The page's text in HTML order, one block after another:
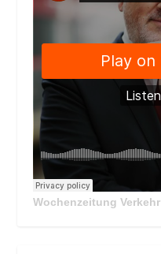
Wochenzeitung Verkehr